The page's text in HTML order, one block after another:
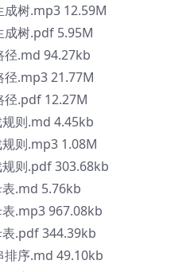
成树.mp3 12.59M
成树.pdf 5.95M
径.md 94.27kb
径.mp3 21.77M
径.pdf 12.27M
则.md 4.45kb
则.mp3 1.08M
则.pdf 303.68kb
.md 5.76kb
.mp3 967.08kb
.pdf 344.39kb
排序.md 49.10kb